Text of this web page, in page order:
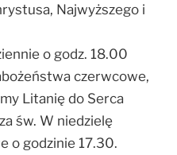
Najwyższego i
o godz. 18.00
czerwcowe,
Litanię do Serca
św. W niedzielę
o godzinie 17.30.